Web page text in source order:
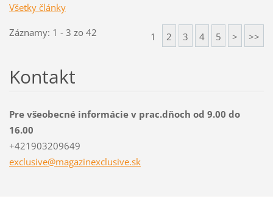
Všetky články
Záznamy: 1 - 3 zo 42 1 2 3 4 5 > >>
Kontakt
Pre všeobecné informácie v prac.dňoch od 9.00 do
16.00
+421903209649
exclusive@magazinexclusive.sk